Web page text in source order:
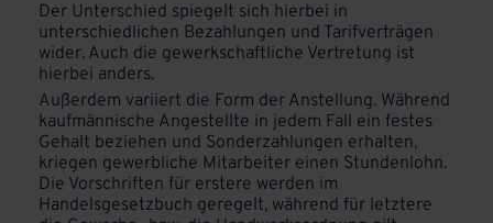
Der Unterschied spiegelt sich hierbei in
unterschiedlichen Bezahlungen und Tarifverträgen
wider. Auch die gewerkschaftliche Vertretung ist
hierbei anders.
Außerdem variiert die Form der Anstellung. Während
kaufmännische Angestellte in jedem Fall ein festes
Gehalt beziehen und Sonderzahlungen erhalten,
kriegen gewerbliche Mitarbeiter einen Stundenlohn.
Die Vorschriften für erstere werden im
Handelsgesetzbuch geregelt, während für letztere